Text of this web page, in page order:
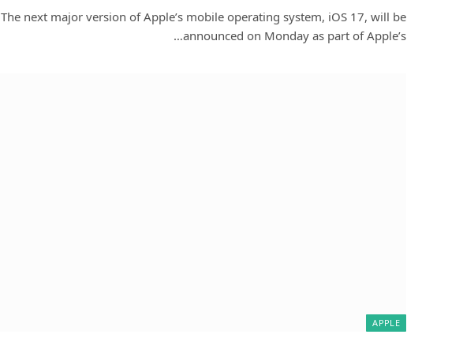
The next major version of Apple’s mobile operating system, iOS 17, will be
announced on Monday as part of Apple’s…
APPLE